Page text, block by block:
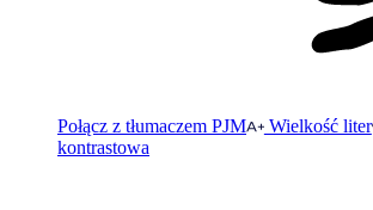
Połącz z tłumaczem PJM Wielkość liter
kontrastowa